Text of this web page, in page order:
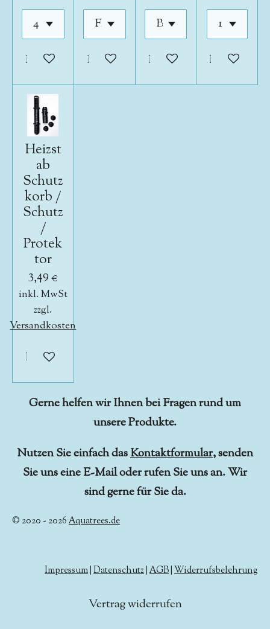
In den WarenkorbIn den WarenkorbIn den Warenkorb
In den
Heizst
ab
Schutz
korb /
Schutz
/
Protek
tor
3,49 €
inkl. MwSt
zzgl.
Versandkosten
In den Warenkorb
Gerne helfen wir Ihnen bei Fragen rund um
unsere Produkte.
Nutzen Sie einfach dasKontaktformular, senden
Sie uns eine E-Mail oder rufen Sie uns an. Wir
sind gerne für Sie da.
© 2020 - 2026Aquatrees.de
Impressum Datenschutz AGB Widerrufsbelehrung
Vertrag widerrufen